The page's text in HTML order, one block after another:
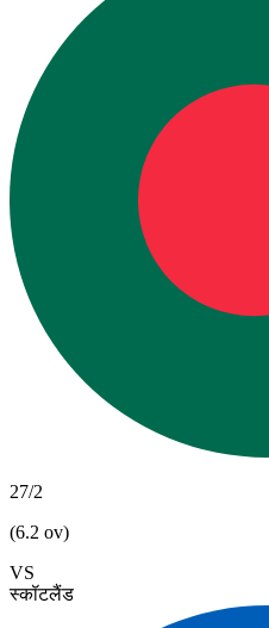
27/2
(6.2 ov)
VS
स्कॉटलैंड